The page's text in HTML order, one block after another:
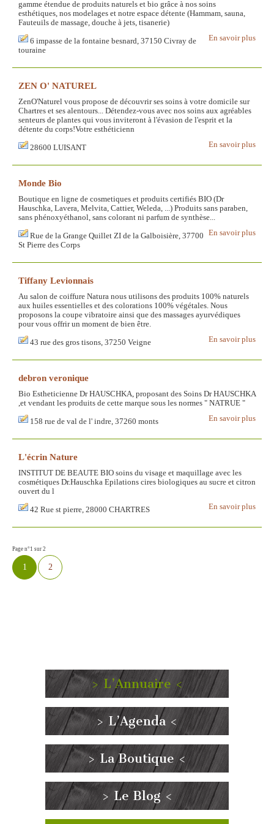
gamme étendue de produits naturels et bio grâce à nos soins
esthétiques, nos modelages et notre espace détente (Hammam, sauna,
Fauteuils de massage, douche à jets, tisanerie)
En savoir plus
6 impasse de la fontaine besnard, 37150 Civray de
touraine
ZEN O' NATUREL
ZenO'Naturel vous propose de découvrir ses soins à votre domicile sur
Chartres et ses alentours... Détendez-vous avec nos soins aux agréables
senteurs de plantes qui vous inviteront à l'évasion de l'esprit et la
détente du corps!Votre esthéticienn
En savoir plus
28600 LUISANT
Monde Bio
Boutique en ligne de cosmetiques et produits certifiés BIO (Dr
Hauschka, Lavera, Melvita, Cattier, Weleda, ...) Produits sans paraben,
sans phénoxyéthanol, sans colorant ni parfum de synthèse...
En savoir plus
Rue de la Grange Quillet ZI de la Galboisière, 37700
St Pierre des Corps
Tiffany Levionnais
Au salon de coiffure Natura nous utilisons des produits 100% naturels
aux huiles essentielles et des colorations 100% végétales. Nous
proposons la coupe vibratoire ainsi que des massages ayurvédiques
pour vous offrir un moment de bien être.
En savoir plus
43 rue des gros tisons, 37250 Veigne
debron veronique
Bio Estheticienne Dr HAUSCHKA, proposant des Soins Dr HAUSCHKA
,et vendant les produits de cette marque sous les normes " NATRUE "
En savoir plus
158 rue de val de l' indre, 37260 monts
L'écrin Nature
INSTITUT DE BEAUTE BIO soins du visage et maquillage avec les
cosmétiques Dr.Hauschka Epilations cires biologiques au sucre et citron
ouvert du l
En savoir plus
42 Rue st pierre, 28000 CHARTRES
Page n°1 sur 2
1 2
> L’Annuaire <
> L’Agenda <
> La Boutique <
> Le Blog <